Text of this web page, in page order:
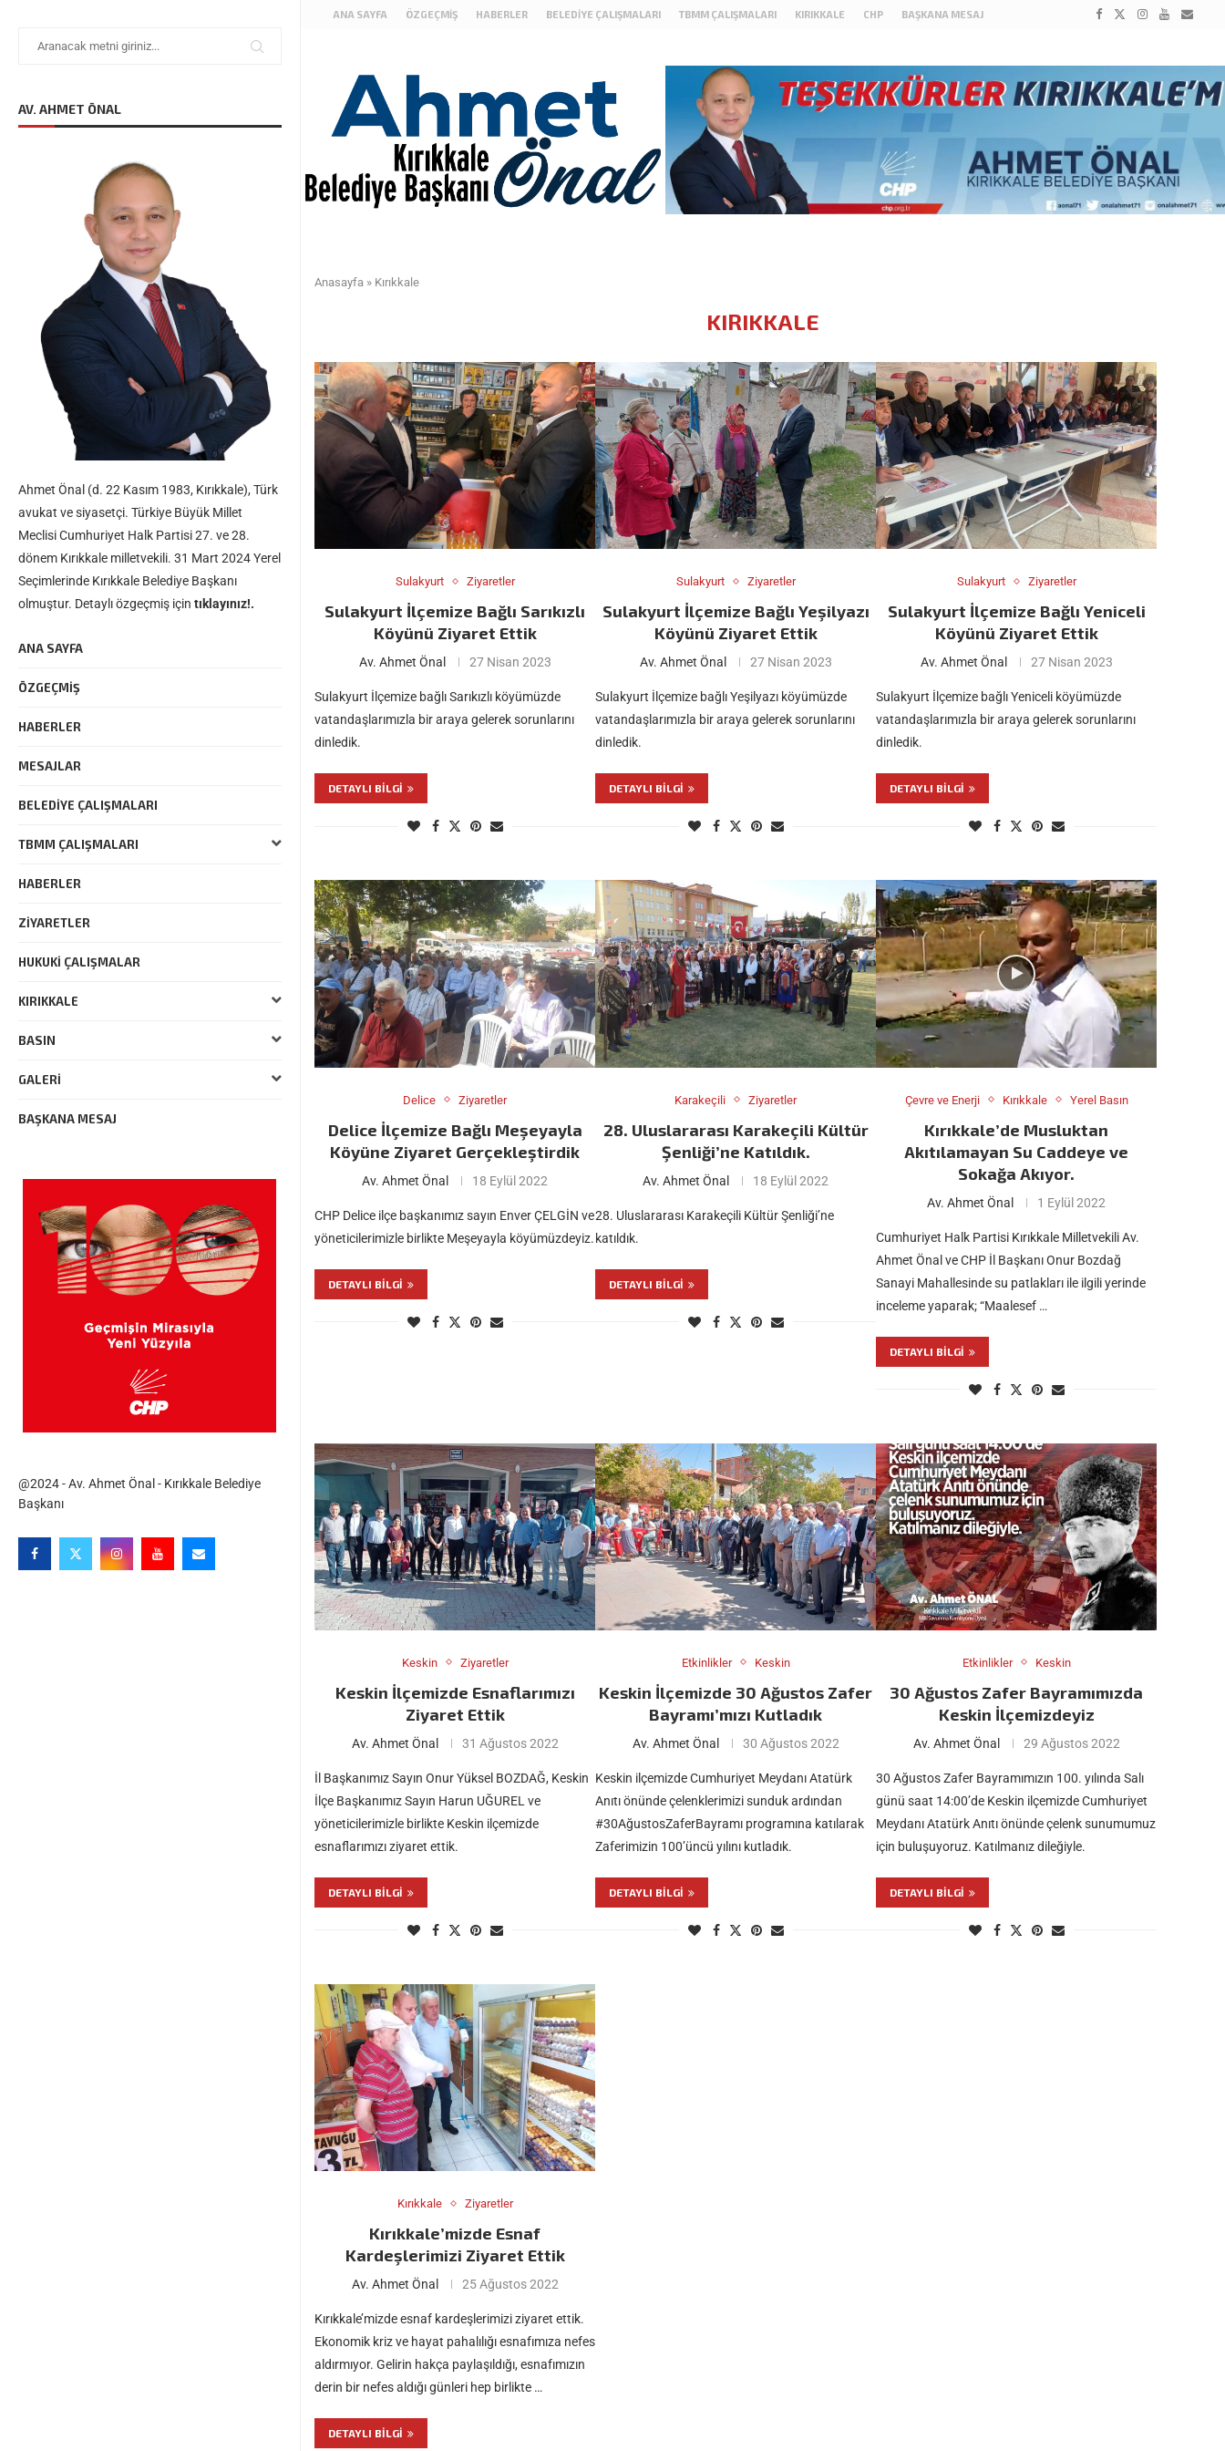
AV. AHMET ÖNAL
Ahmet Önal (d. 22 Kasım 1983, Kırıkkale), Türk
avukat ve siyasetçi. Türkiye Büyük Millet
Meclisi Cumhuriyet Halk Partisi 27. ve 28.
dönem Kırıkkale milletvekili. 31 Mart 2024 Yerel
Seçimlerinde Kırıkkale Belediye Başkanı
olmuştur. Detaylı özgeçmiş için tıklayınız!.
ANA SAYFA
ÖZGEÇMIŞ
HABERLER
MESAJLAR
BELEDIYE ÇALIŞMALARI
TBMM ÇALIŞMALARI
HABERLER
ZIYARETLER
HUKUKI ÇALIŞMALAR
KIRIKKALE
BASIN
GALERI
BAŞKANA MESAJ
@2024 - Av. Ahmet Önal - Kırıkkale Belediye
Başkanı
ANA SAYFA ÖZGEÇMIŞ HABERLER BELEDIYE ÇALIŞMALARI TBMM ÇALIŞMALARI KIRIKKALE CHP BAŞKANA MESAJ
Anasayfa » Kırıkkale
KIRIKKALE
Sulakyurt Ziyaretler
Sulakyurt İlçemize Bağlı Sarıkızlı
Köyünü Ziyaret Ettik
Av. Ahmet Önal 27 Nisan 2023
Sulakyurt İlçemize bağlı Sarıkızlı köyümüzde
vatandaşlarımızla bir araya gelerek sorunlarını
dinledik.
DETAYLI BILGI
Sulakyurt Ziyaretler
Sulakyurt İlçemize Bağlı Yeşilyazı
Köyünü Ziyaret Ettik
Av. Ahmet Önal 27 Nisan 2023
Sulakyurt İlçemize bağlı Yeşilyazı köyümüzde
vatandaşlarımızla bir araya gelerek sorunlarını
dinledik.
DETAYLI BILGI
Sulakyurt Ziyaretler
Sulakyurt İlçemize Bağlı Yeniceli
Köyünü Ziyaret Ettik
Av. Ahmet Önal 27 Nisan 2023
Sulakyurt İlçemize bağlı Yeniceli köyümüzde
vatandaşlarımızla bir araya gelerek sorunlarını
dinledik.
DETAYLI BILGI
Delice Ziyaretler
Delice İlçemize Bağlı Meşeyayla
Köyüne Ziyaret Gerçekleştirdik
Av. Ahmet Önal 18 Eylül 2022
CHP Delice ilçe başkanımız sayın Enver ÇELGİN ve
yöneticilerimizle birlikte Meşeyayla köyümüzdeyiz.
DETAYLI BILGI
Karakeçili Ziyaretler
28. Uluslararası Karakeçili Kültür
Şenliği’ne Katıldık.
Av. Ahmet Önal 18 Eylül 2022
28. Uluslararası Karakeçili Kültür Şenliği’ne
katıldık.
DETAYLI BILGI
Çevre ve Enerji Kırıkkale Yerel Basın
Kırıkkale’de Musluktan
Akıtılamayan Su Caddeye ve
Sokağa Akıyor.
Av. Ahmet Önal 1 Eylül 2022
Cumhuriyet Halk Partisi Kırıkkale Milletvekili Av.
Ahmet Önal ve CHP İl Başkanı Onur Bozdağ
Sanayi Mahallesinde su patlakları ile ilgili yerinde
inceleme yaparak; “Maalesef …
DETAYLI BILGI
Keskin Ziyaretler
Keskin İlçemizde Esnaflarımızı
Ziyaret Ettik
Av. Ahmet Önal 31 Ağustos 2022
İl Başkanımız Sayın Onur Yüksel BOZDAĞ, Keskin
İlçe Başkanımız Sayın Harun UĞUREL ve
yöneticilerimizle birlikte Keskin ilçemizde
esnaflarımızı ziyaret ettik.
DETAYLI BILGI
Etkinlikler Keskin
Keskin İlçemizde 30 Ağustos Zafer
Bayramı’mızı Kutladık
Av. Ahmet Önal 30 Ağustos 2022
Keskin ilçemizde Cumhuriyet Meydanı Atatürk
Anıtı önünde çelenklerimizi sunduk ardından
#30AğustosZaferBayramı programına katılarak
Zaferimizin 100’üncü yılını kutladık.
DETAYLI BILGI
Etkinlikler Keskin
30 Ağustos Zafer Bayramımızda
Keskin İlçemizdeyiz
Av. Ahmet Önal 29 Ağustos 2022
30 Ağustos Zafer Bayramımızın 100. yılında Salı
günü saat 14:00’de Keskin ilçemizde Cumhuriyet
Meydanı Atatürk Anıtı önünde çelenk sunumumuz
için buluşuyoruz. Katılmanız dileğiyle.
DETAYLI BILGI
Kırıkkale Ziyaretler
Kırıkkale’mizde Esnaf
Kardeşlerimizi Ziyaret Ettik
Av. Ahmet Önal 25 Ağustos 2022
Kırıkkale’mizde esnaf kardeşlerimizi ziyaret ettik.
Ekonomik kriz ve hayat pahalılığı esnafımıza nefes
aldırmıyor. Gelirin hakça paylaşıldığı, esnafımızın
derin bir nefes aldığı günleri hep birlikte …
DETAYLI BILGI